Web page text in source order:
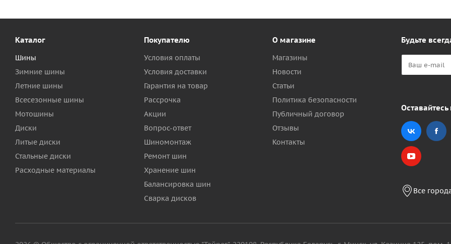
Каталог
Шины
Зимние шины
Летние шины
Всесезонные шины
Мотошины
Диски
Литые диски
Стальные диски
Расходные материалы
Покупателю
Условия оплаты
Условия доставки
Гарантия на товар
Рассрочка
Акции
Вопрос-ответ
Шиномонтаж
Ремонт шин
Хранение шин
Балансировка шин
Сварка дисков
О магазине
Магазины
Новости
Статьи
Политика безопасности
Публичный договор
Отзывы
Контакты
Будьте
Оставайтесь
Все